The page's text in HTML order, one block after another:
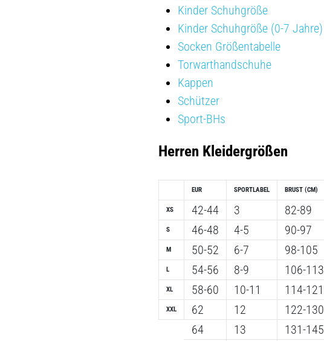
Kinder Schuhgröße
Kinder Schuhgröße (0-7 Jahre)
Socken Größentabelle
Torwarthandschuhe
Kappen
Schützer
Sport-BHs
Herren Kleidergrößen
XS
S
M
L
XL
XXL
EUR
42-44
46-48
50-52
54-56
58-60
62
64
SPORTLABEL
3
4-5
6-7
8-9
10-11
12
13
BRUST (CM)
82-89
90-97
98-105
106-113
114-121
122-130
131-145